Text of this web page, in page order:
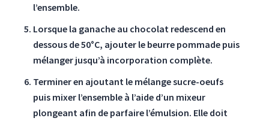
l’ensemble.
Lorsque la ganache au chocolat redescend en
dessous de 50°C, ajouter le beurre pommade puis
mélanger jusqu’à incorporation complète.
Terminer en ajoutant le mélange sucre-oeufs
puis mixer l’ensemble à l’aide d’un mixeur
plongeant afin de parfaire l’émulsion. Elle doit